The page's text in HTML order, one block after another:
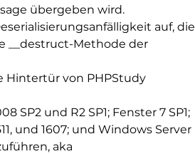
übergeben wird.
auf, die
__destruct-Methode der
Hintertür von PHPStudy
SP2 und R2 SP1; Fenster 7 SP1;
und 1607; und Windows Server
aka